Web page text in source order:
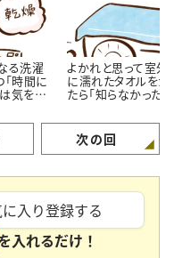
る洗濯
時間に
気を付
よかれと思って室外
に濡れたタオルをか
たら「知らなかった」
次の回
入り登録する
入れるだけ！